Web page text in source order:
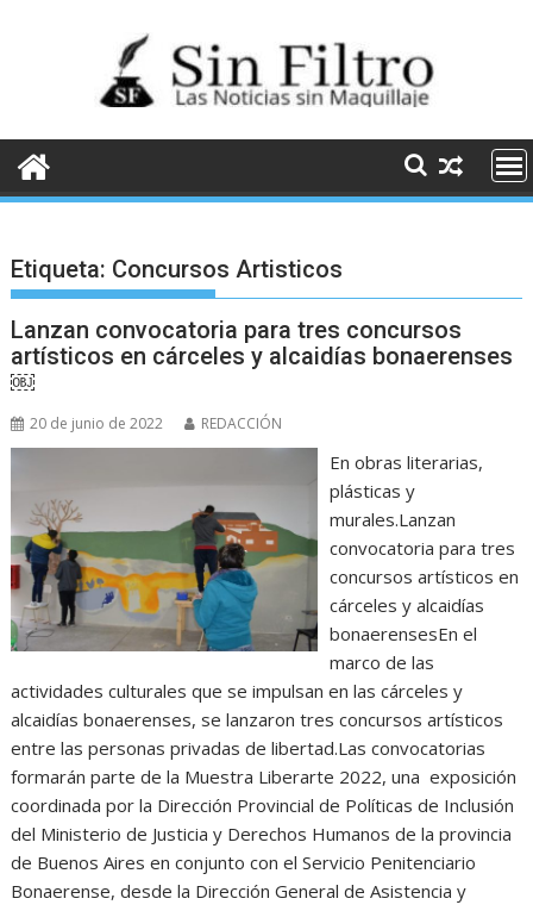
Etiqueta: Concursos Artisticos
Lanzan convocatoria para tres concursos
artísticos en cárceles y alcaidías bonaerenses
￼
20 de junio de 2022 REDACCIÓN
En obras literarias,
plásticas y
murales.Lanzan
convocatoria para tres
concursos artísticos en
cárceles y alcaidías
bonaerensesEn el
marco de las
actividades culturales que se impulsan en las cárceles y
alcaidías bonaerenses, se lanzaron tres concursos artísticos
entre las personas privadas de libertad.Las convocatorias
formarán parte de la Muestra Liberarte 2022, una exposición
coordinada por la Dirección Provincial de Políticas de Inclusión
del Ministerio de Justicia y Derechos Humanos de la provincia
de Buenos Aires en conjunto con el Servicio Penitenciario
Bonaerense, desde la Dirección General de Asistencia y